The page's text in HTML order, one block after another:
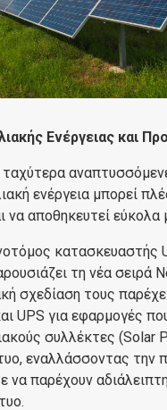
Ενέργειας και
ταχύτερα
ενέργεια μπορεί
να αποθηκευτεί εύκολα
κατασκευαστής
τη νέα σειρά
σχεδίαση τους
UPS για εφαρμογές
συλλέκτες (Solar
εναλλάσσοντας την
παρέχουν